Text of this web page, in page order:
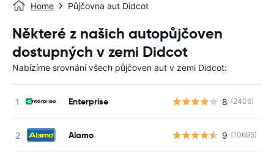
Home Půjčovna aut Didcot
Některé z našich autopůjčoven
dostupných v zemi Didcot
Nabízíme srovnání všech půjčoven aut v zemi Didcot:
Enterprise 8 (2406)
Alamo 9 (10695)